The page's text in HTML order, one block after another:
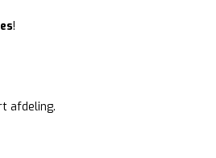
!
afdeling.